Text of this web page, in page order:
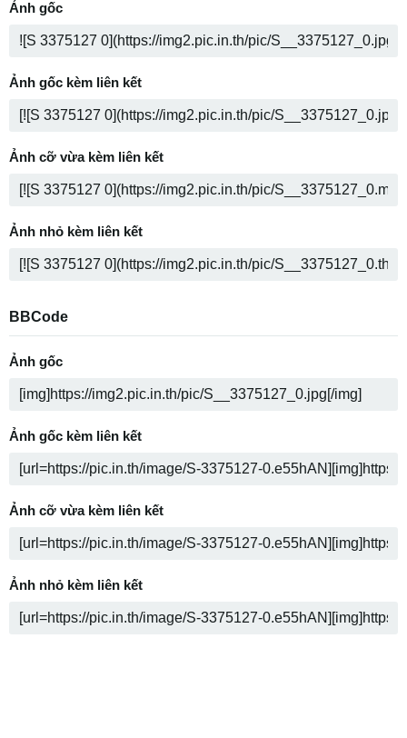
Ảnh gốc
Ảnh gốc kèm liên kết
Ảnh cỡ vừa kèm liên kết
Ảnh nhỏ kèm liên kết
BBCode
Ảnh gốc
Ảnh gốc kèm liên kết
Ảnh cỡ vừa kèm liên kết
Ảnh nhỏ kèm liên kết